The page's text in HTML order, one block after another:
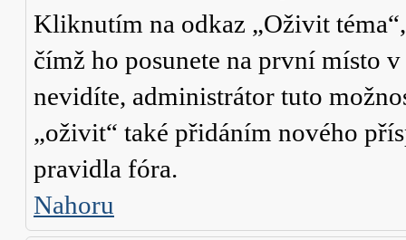
Kliknutím na odkaz „Oživit
čímž ho posunete na první místo
nevidíte, administrátor tuto
„oživit“ také přidáním nového
pravidla fóra.
Nahoru